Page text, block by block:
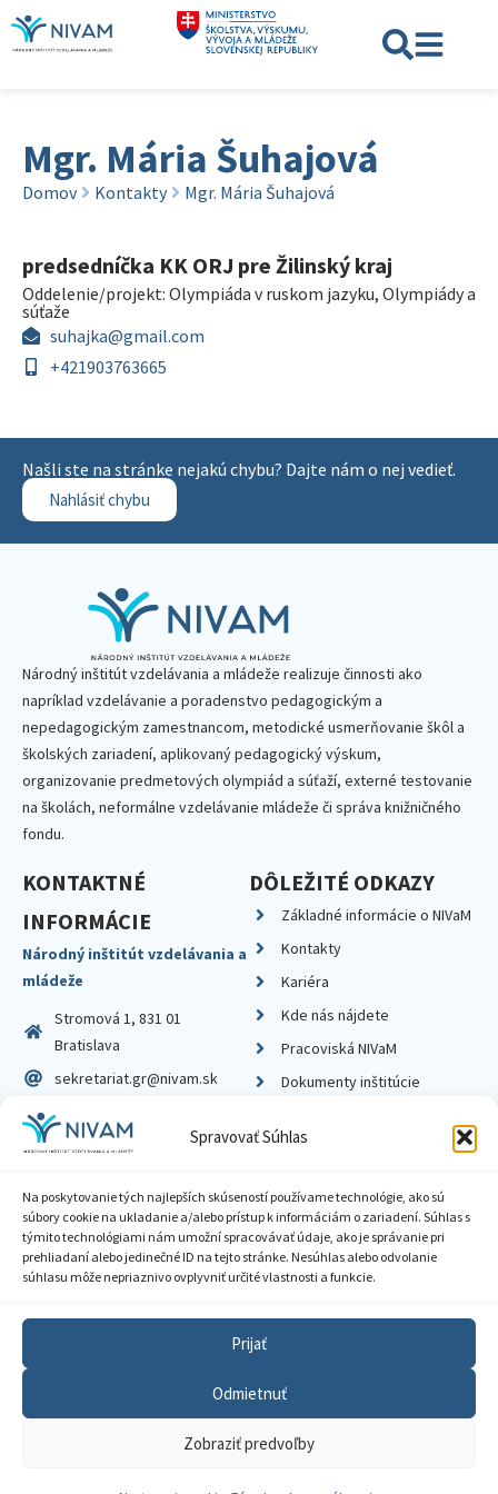
Spravovať Súhlas
Na poskytovanie tých najlepších skúseností používame technológie, ako sú
súbory cookie na ukladanie a/alebo prístup k informáciám o zariadení. Súhlas s
týmito technológiami nám umožní spracovávať údaje, ako je správanie pri
prehliadaní alebo jedinečné ID na tejto stránke. Nesúhlas alebo odvolanie
súhlasu môže nepriaznivo ovplyvniť určité vlastnosti a funkcie.
Prijať
Odmietnuť
Zobraziť predvoľby
Mgr. Mária Šuhajová
Domov Kontakty Mgr. Mária Šuhajová
predsedníčka KK ORJ pre Žilinský kraj
Oddelenie/projekt: Olympiáda v ruskom jazyku, Olympiády a
súťaže
suhajka@gmail.com
+421903763665
Našli ste na stránke nejakú chybu? Dajte nám o nej vedieť.
Nahlásiť chybu
Národný inštitút vzdelávania a mládeže realizuje činnosti ako
napríklad vzdelávanie a poradenstvo pedagogickým a
nepedagogickým zamestnancom, metodické usmerňovanie škôl a
školských zariadení, aplikovaný pedagogický výskum,
organizovanie predmetových olympiád a súťaží, externé testovanie
na školách, neformálne vzdelávanie mládeže či správa knižničného
fondu.
KONTAKTNÉ
INFORMÁCIE
Národný inštitút vzdelávania a
mládeže
Stromová 1, 831 01
Bratislava
sekretariat.gr@nivam.sk
IČO: 00164348
DIČ: 2020798714
DÔLEŽITÉ ODKAZY
Základné informácie o NIVaM
Kontakty
Kariéra
Kde nás nájdete
Pracoviská NIVaM
Dokumenty inštitúcie
Zásady ochrany súkromia
Sprístupnenie informácií
GDPR